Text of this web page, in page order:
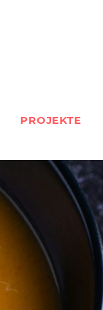
PROJEKTE